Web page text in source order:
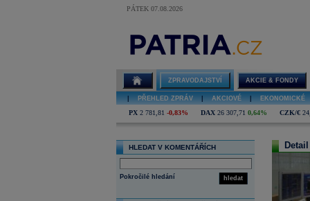
PÁTEK 07.08.2026
ZPRAVODAJSTVÍ AKCIE & FONDY
PŘEHLED ZPRÁV AKCIOVÉ EKONOMICKÉ
PX 2 781,81 -0,83% DAX 26 307,71 0,64% CZK/€
HLEDAT V KOMENTÁŘÍCH
hledat
Pokročilé hledání